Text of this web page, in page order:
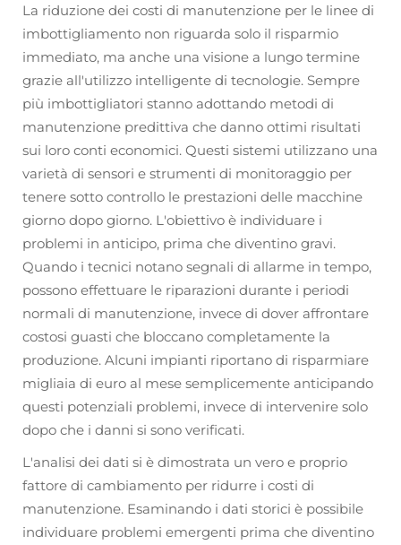
La riduzione dei costi di manutenzione per le linee di
imbottigliamento non riguarda solo il risparmio
immediato, ma anche una visione a lungo termine
grazie all'utilizzo intelligente di tecnologie. Sempre
più imbottigliatori stanno adottando metodi di
manutenzione predittiva che danno ottimi risultati
sui loro conti economici. Questi sistemi utilizzano una
varietà di sensori e strumenti di monitoraggio per
tenere sotto controllo le prestazioni delle macchine
giorno dopo giorno. L'obiettivo è individuare i
problemi in anticipo, prima che diventino gravi.
Quando i tecnici notano segnali di allarme in tempo,
possono effettuare le riparazioni durante i periodi
normali di manutenzione, invece di dover affrontare
costosi guasti che bloccano completamente la
produzione. Alcuni impianti riportano di risparmiare
migliaia di euro al mese semplicemente anticipando
questi potenziali problemi, invece di intervenire solo
dopo che i danni si sono verificati.
L'analisi dei dati si è dimostrata un vero e proprio
fattore di cambiamento per ridurre i costi di
manutenzione. Esaminando i dati storici è possibile
individuare problemi emergenti prima che diventino